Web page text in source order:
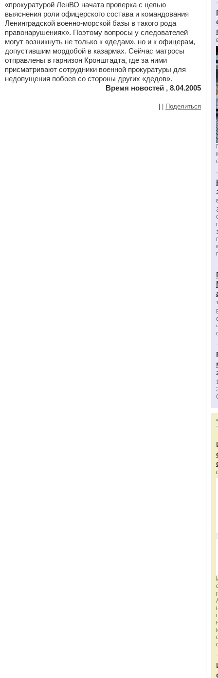
«прокуратурой ЛенВО начата проверка с целью
выяснения роли офицерского состава и командования
Ленинградской военно-морской базы в такого рода
правонарушениях». Поэтому вопросы у следователей
могут возникнуть не только к «дедам», но и к офицерам,
допустившим мордобой в казармах. Сейчас матросы
отправлены в гарнизон Кронштадта, где за ними
присматривают сотрудники военной прокуратуры для
недопущения побоев со стороны других «дедов».
Время новостей , 8.04.2005
Поделиться